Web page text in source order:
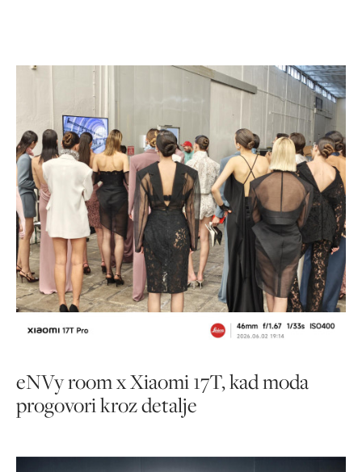
eNVy room x Xiaomi 17T, kad moda
progovori kroz detalje